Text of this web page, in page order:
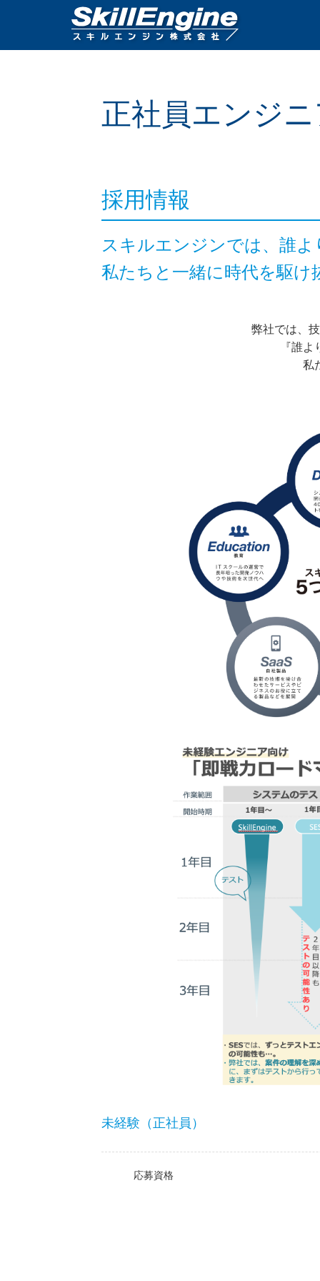
正社員エンジ
採用情報
スキルエンジンでは、誰
私たちと一緒に時代を駆
弊社では、
『誰
私
未経験（正社員）
応募資格